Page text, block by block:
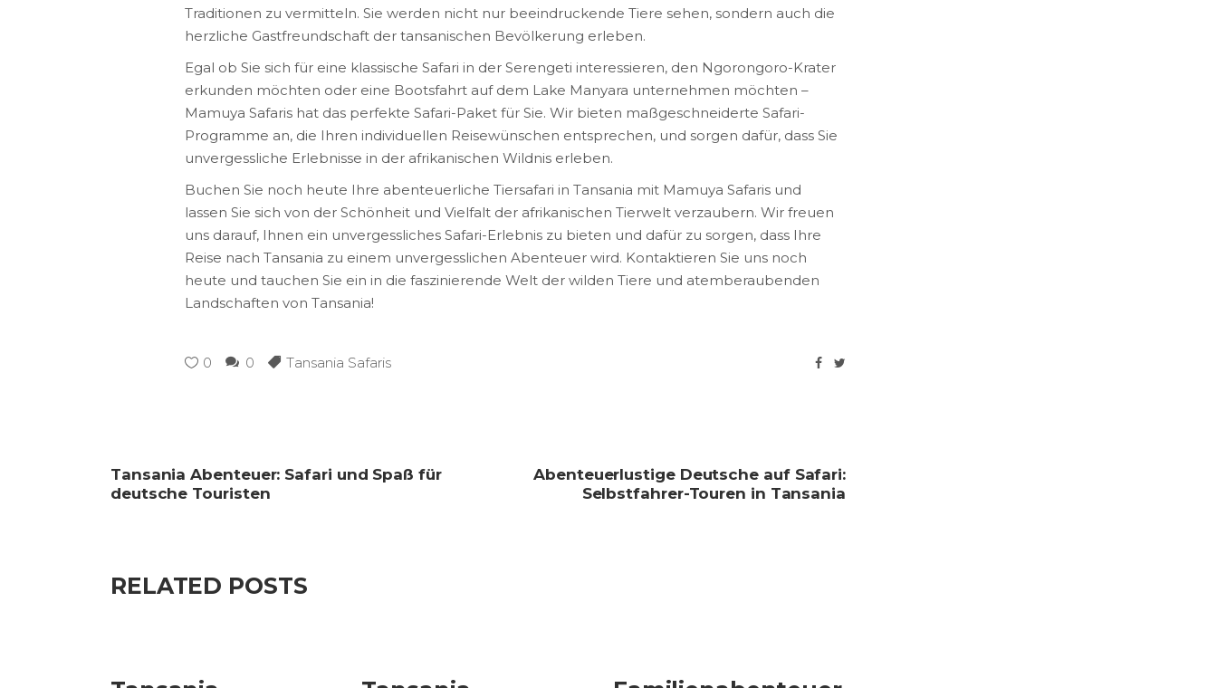
Traditionen zu vermitteln. Sie werden nicht nur beeindruckende Tiere sehen, sondern auch die
herzliche Gastfreundschaft der tansanischen Bevölkerung erleben.
Egal ob Sie sich für eine klassische Safari in der Serengeti interessieren, den Ngorongoro-Krater
erkunden möchten oder eine Bootsfahrt auf dem Lake Manyara unternehmen möchten –
Mamuya Safaris hat das perfekte Safari-Paket für Sie. Wir bieten maßgeschneiderte Safari-
Programme an, die Ihren individuellen Reisewünschen entsprechen, und sorgen dafür, dass Sie
unvergessliche Erlebnisse in der afrikanischen Wildnis erleben.
Buchen Sie noch heute Ihre abenteuerliche Tiersafari in Tansania mit Mamuya Safaris und
lassen Sie sich von der Schönheit und Vielfalt der afrikanischen Tierwelt verzaubern. Wir freuen
uns darauf, Ihnen ein unvergessliches Safari-Erlebnis zu bieten und dafür zu sorgen, dass Ihre
Reise nach Tansania zu einem unvergesslichen Abenteuer wird. Kontaktieren Sie uns noch
heute und tauchen Sie ein in die faszinierende Welt der wilden Tiere und atemberaubenden
Landschaften von Tansania!
0 0 Tansania Safaris
Tansania Abenteuer: Safari und Spaß für
deutsche Touristen
Abenteuerlustige Deutsche auf Safari:
Selbstfahrer-Touren in Tansania
RELATED POSTS